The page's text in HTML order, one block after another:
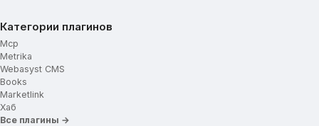
Категории плагинов
Mcp
Metrika
Webasyst CMS
Books
Marketlink
Хаб
Все плагины →